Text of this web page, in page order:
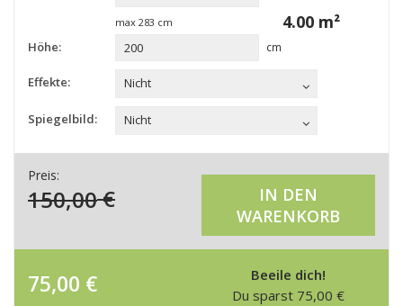
max 283 cm
Höhe: cm
4.00 m²
Effekte: Nicht
Spiegelbild: Nicht
Preis:
150,00€
IN DEN
WARENKORB
75,00 €
Beeile dich!
Du sparst 75,00 €